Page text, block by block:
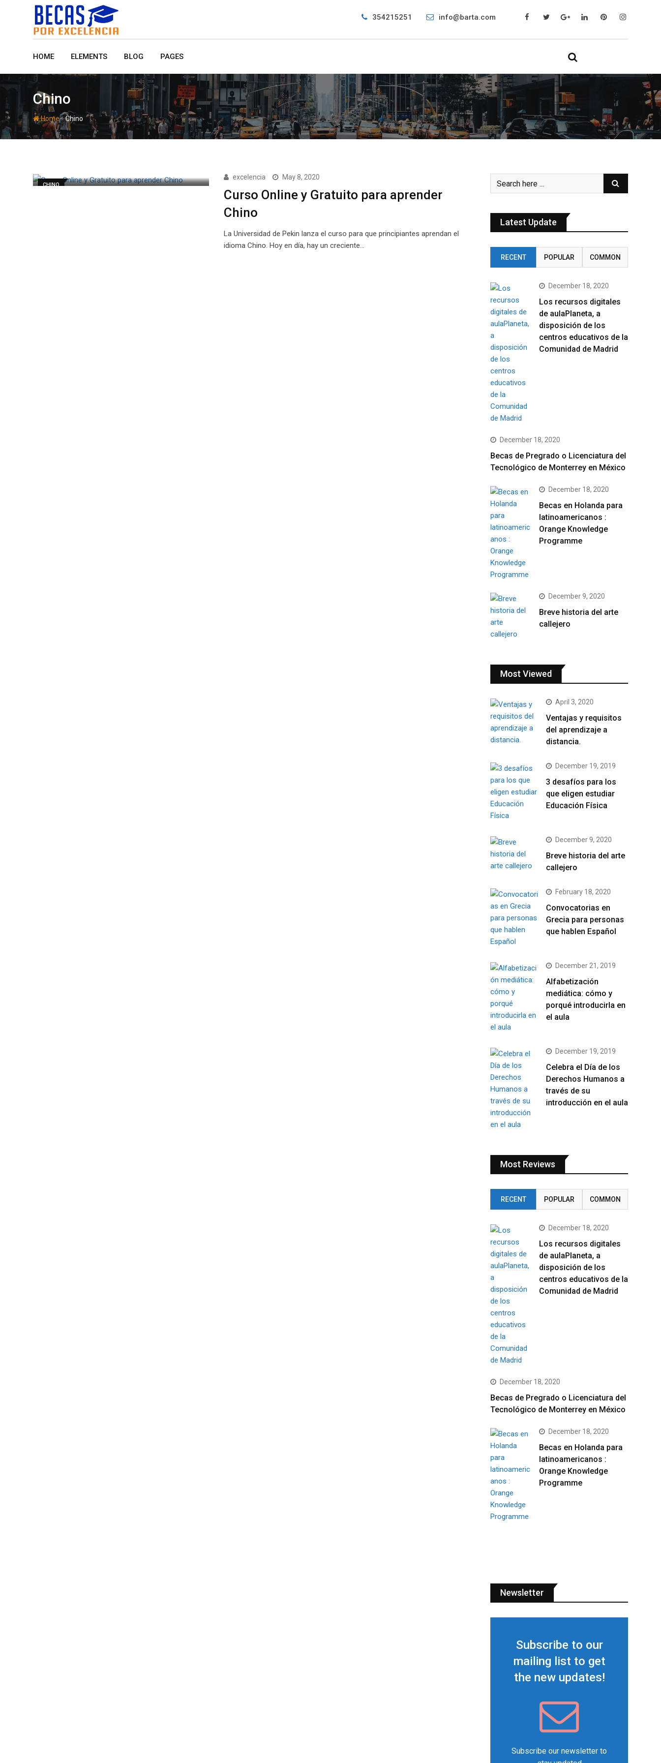
354215251 info@barta.com
HOME ELEMENTS BLOG PAGES
Chino
Home-Chino
CHINO
excelencia May 8, 2020
Curso Online y Gratuito para aprender
Chino
La Universidad de Pekin lanza el curso para que principiantes aprendan el
idioma Chino. Hoy en día, hay un creciente…
Latest Update
RECENT POPULAR COMMON
December 18, 2020
Los recursos digitales
de aulaPlaneta, a
disposición de los
centros educativos de la
Comunidad de Madrid
December 18, 2020
Becas de Pregrado o Licenciatura del
Tecnológico de Monterrey en México
December 18, 2020
Becas en Holanda para
latinoamericanos :
Orange Knowledge
Programme
December 9, 2020
Breve historia del arte
callejero
Most Viewed
April 3, 2020
Ventajas y requisitos
del aprendizaje a
distancia.
December 19, 2019
3 desafíos para los
que eligen estudiar
Educación Física
December 9, 2020
Breve historia del arte
callejero
February 18, 2020
Convocatorias en
Grecia para personas
que hablen Español
December 21, 2019
Alfabetización
mediática: cómo y
porqué introducirla en
el aula
December 19, 2019
Celebra el Día de los
Derechos Humanos a
través de su
introducción en el aula
Most Reviews
RECENT POPULAR COMMON
December 18, 2020
Los recursos digitales
de aulaPlaneta, a
disposición de los
centros educativos de la
Comunidad de Madrid
December 18, 2020
Becas de Pregrado o Licenciatura del
Tecnológico de Monterrey en México
December 18, 2020
Becas en Holanda para
latinoamericanos :
Orange Knowledge
Programme
Newsletter
Subscribe to our
mailing list to get
the new updates!
Subscribe our newsletter to